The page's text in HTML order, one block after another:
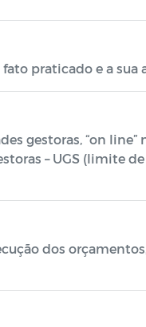
praticado e a sua
gestoras, “on
– UGS (limite de
dos